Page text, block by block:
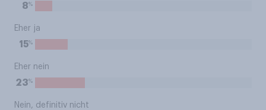
8%
Eher ja
15%
Eher nein
23%
Nein, definitiv nicht